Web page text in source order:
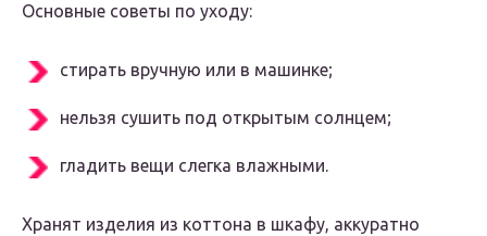
Основные советы по уходу:
стирать вручную или в машинке;
нельзя сушить под открытым солнцем;
гладить вещи слегка влажными.
Хранят изделия из коттона в шкафу, аккуратно